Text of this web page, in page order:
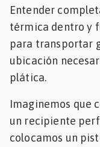
Entender
térmica dentro y
para transportar
ubicación
plática.
Imaginemos que
un recipiente
colocamos un